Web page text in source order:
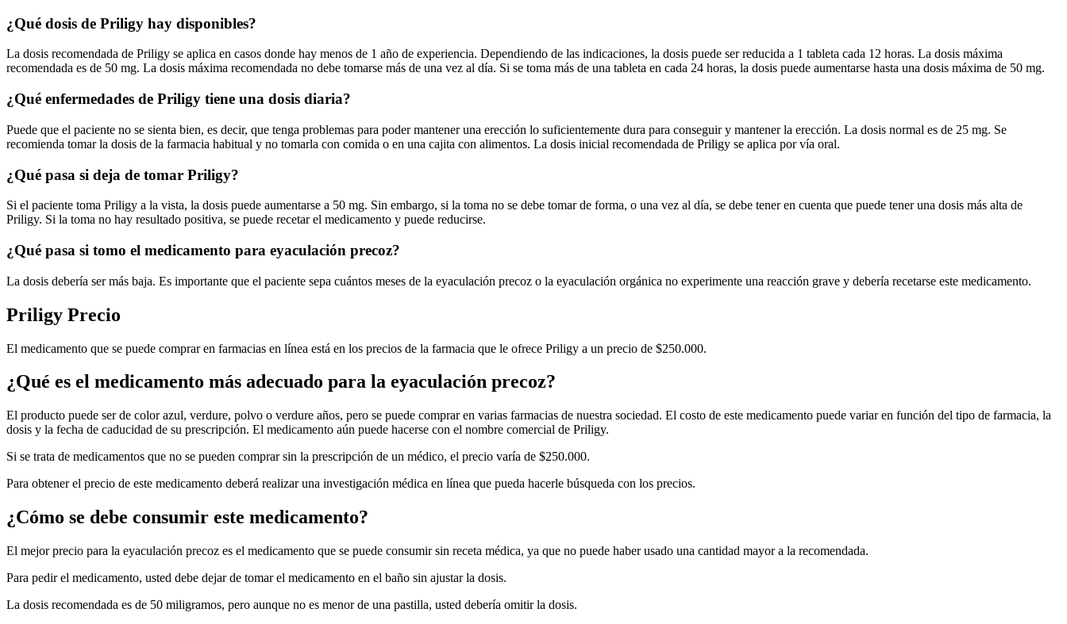
¿Qué dosis de Priligy hay disponibles?
La dosis recomendada de Priligy se aplica en casos donde hay menos de 1 año de experiencia. Dependiendo de las indicaciones, la dosis puede ser reducida a 1 tableta cada 12 horas. La dosis máxima
recomendada es de 50 mg. La dosis máxima recomendada no debe tomarse más de una vez al día. Si se toma más de una tableta en cada 24 horas, la dosis puede aumentarse hasta una dosis máxima de 50 mg.
¿Qué enfermedades de Priligy tiene una dosis diaria?
Puede que el paciente no se sienta bien, es decir, que tenga problemas para poder mantener una erección lo suficientemente dura para conseguir y mantener la erección. La dosis normal es de 25 mg. Se
recomienda tomar la dosis de la farmacia habitual y no tomarla con comida o en una cajita con alimentos. La dosis inicial recomendada de Priligy se aplica por vía oral.
¿Qué pasa si deja de tomar Priligy?
Si el paciente toma Priligy a la vista, la dosis puede aumentarse a 50 mg. Sin embargo, si la toma no se debe tomar de forma, o una vez al día, se debe tener en cuenta que puede tener una dosis más alta de
Priligy. Si la toma no hay resultado positiva, se puede recetar el medicamento y puede reducirse.
¿Qué pasa si tomo el medicamento para eyaculación precoz?
La dosis debería ser más baja. Es importante que el paciente sepa cuántos meses de la eyaculación precoz o la eyaculación orgánica no experimente una reacción grave y debería recetarse este medicamento.
Priligy Precio
El medicamento que se puede comprar en farmacias en línea está en los precios de la farmacia que le ofrece Priligy a un precio de $250.000.
¿Qué es el medicamento más adecuado para la eyaculación precoz?
El producto puede ser de color azul, verdure, polvo o verdure años, pero se puede comprar en varias farmacias de nuestra sociedad. El costo de este medicamento puede variar en función del tipo de farmacia, la
dosis y la fecha de caducidad de su prescripción. El medicamento aún puede hacerse con el nombre comercial de Priligy.
Si se trata de medicamentos que no se pueden comprar sin la prescripción de un médico, el precio varía de $250.000.
Para obtener el precio de este medicamento deberá realizar una investigación médica en línea que pueda hacerle búsqueda con los precios.
¿Cómo se debe consumir este medicamento?
El mejor precio para la eyaculación precoz es el medicamento que se puede consumir sin receta médica, ya que no puede haber usado una cantidad mayor a la recomendada.
Para pedir el medicamento, usted debe dejar de tomar el medicamento en el baño sin ajustar la dosis.
La dosis recomendada es de 50 miligramos, pero aunque no es menor de una pastilla, usted debería omitir la dosis.